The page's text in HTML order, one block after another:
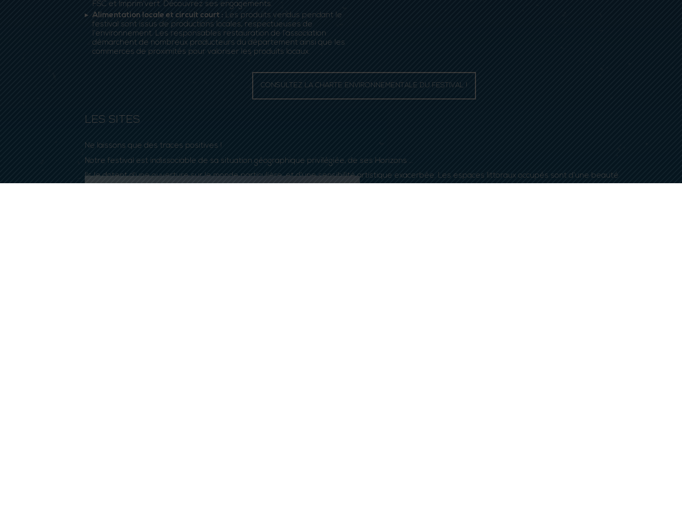
FSC et Imprim’vert. Découvrez ses engagements.
Alimentation locale et circuit court : Les produits vendus pendant le
festival sont issus de productions locales, respectueuses de
l’environnement. Les responsables restauration de l’association
démarchent de nombreux producteurs du département ainsi que les
commerces de proximités pour valoriser les produits locaux.
CONSULTEZ LA CHARTE ENVIRONNEMENTALE DU FESTIVAL !
LES SITES
Ne laissons que des traces positives !
Notre festival est indissociable de sa situation géographique privilégiée, de ses Horizons …
Ils le dotent d’une ouverture sur le monde particulière, et d’une sensibilité artistique exacerbée. Les espaces littoraux occupés sont d’une beauté